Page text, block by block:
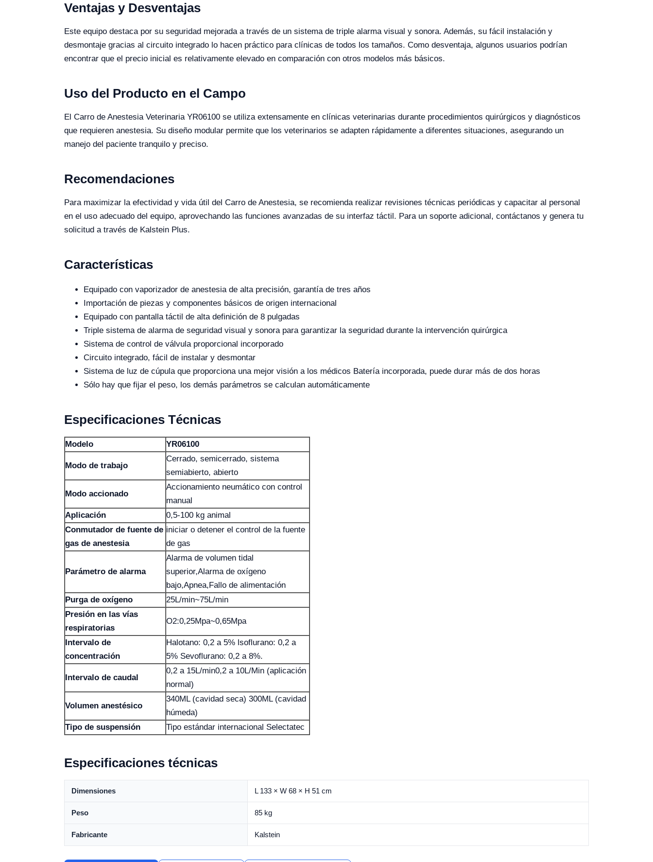
Ventajas y Desventajas
Este equipo destaca por su seguridad mejorada a través de un sistema de triple alarma visual y sonora. Además, su fácil instalación y
desmontaje gracias al circuito integrado lo hacen práctico para clínicas de todos los tamaños. Como desventaja, algunos usuarios podrían
encontrar que el precio inicial es relativamente elevado en comparación con otros modelos más básicos.
Uso del Producto en el Campo
El Carro de Anestesia Veterinaria YR06100 se utiliza extensamente en clínicas veterinarias durante procedimientos quirúrgicos y diagnósticos
que requieren anestesia. Su diseño modular permite que los veterinarios se adapten rápidamente a diferentes situaciones, asegurando un
manejo del paciente tranquilo y preciso.
Recomendaciones
Para maximizar la efectividad y vida útil del Carro de Anestesia, se recomienda realizar revisiones técnicas periódicas y capacitar al personal
en el uso adecuado del equipo, aprovechando las funciones avanzadas de su interfaz táctil. Para un soporte adicional, contáctanos y genera tu
solicitud a través de Kalstein Plus.
Características
Equipado con vaporizador de anestesia de alta precisión, garantía de tres años
Importación de piezas y componentes básicos de origen internacional
Equipado con pantalla táctil de alta definición de 8 pulgadas
Triple sistema de alarma de seguridad visual y sonora para garantizar la seguridad durante la intervención quirúrgica
Sistema de control de válvula proporcional incorporado
Circuito integrado, fácil de instalar y desmontar
Sistema de luz de cúpula que proporciona una mejor visión a los médicos Batería incorporada, puede durar más de dos horas
Sólo hay que fijar el peso, los demás parámetros se calculan automáticamente
Especificaciones Técnicas
Modelo YR06100
Modo de trabajo
Cerrado, semicerrado, sistema
semiabierto, abierto
Modo accionado
Accionamiento neumático con control
manual
Aplicación
0,5-100 kg animal
Conmutador de fuente de
gas de anestesia
iniciar o detener el control de la fuente
de gas
Parámetro de alarma
Alarma de volumen tidal
superior,Alarma de oxígeno
bajo,Apnea,Fallo de alimentación
Purga de oxígeno
25L/min~75L/min
Presión en las vías
respiratorias
O2:0,25Mpa~0,65Mpa
Intervalo de
concentración
Halotano: 0,2 a 5% lsoflurano: 0,2 a
5% Sevoflurano: 0,2 a 8%.
Intervalo de caudal
0,2 a 15L/min0,2 a 10L/Min (aplicación
normal)
Volumen anestésico
340ML (cavidad seca) 300ML (cavidad
húmeda)
Tipo de suspensión
Tipo estándar internacional Selectatec
Especificaciones técnicas
Dimensiones L 133 × W 68 × H 51 cm
Peso 85 kg
Fabricante Kalstein